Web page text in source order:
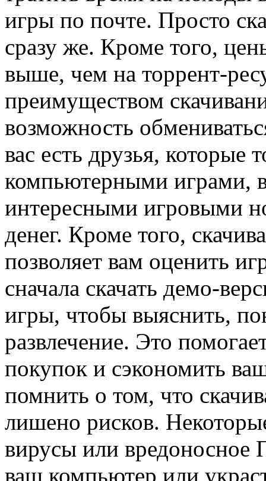
игры по почте. Просто
сразу же. Кроме того,
выше, чем на торрент-
преимуществом
возможность
вас есть друзья, которые
компьютерными играми,
интересными игровыми
денег. Кроме того,
позволяет вам оценить
сначала скачать демо-
игры, чтобы выяснить,
развлечение. Это
покупок и сэкономить
помнить о том, что
лишено рисков.
вирусы или вредоносное
ваш компьютер или